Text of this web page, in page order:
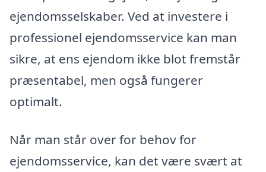
ejendomsselskaber. Ved at investere i
professionel ejendomsservice kan man
sikre, at ens ejendom ikke blot fremstår
præsentabel, men også fungerer
optimalt.
Når man står over for behov for
ejendomsservice, kan det være svært at